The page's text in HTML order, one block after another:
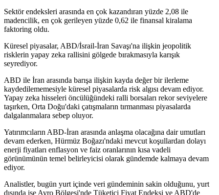
Sektör endeksleri arasında en çok kazandıran yüzde 2,08 ile
madencilik, en çok gerileyen yüzde 0,62 ile finansal kiralama
faktoring oldu.
Küresel piyasalar, ABD/İsrail-İran Savaşı'na ilişkin jeopolitik
risklerin yapay zeka rallisini gölgede bırakmasıyla karışık
seyrediyor.
ABD ile İran arasında barışa ilişkin kayda değer bir ilerleme
kaydedilememesiyle küresel piyasalarda risk algısı devam ediyor.
Yapay zeka hisseleri öncülüğündeki ralli borsaları rekor seviyelere
taşırken, Orta Doğu'daki çatışmaların tırmanması piyasalarda
dalgalanmalara sebep oluyor.
Yatırımcıların ABD-İran arasında anlaşma olacağına dair umutları
devam ederken, Hürmüz Boğazı'ndaki mevcut koşullardan dolayı
enerji fiyatları enflasyon ve faiz oranlarının kısa vadeli
görünümünün temel belirleyicisi olarak gündemde kalmaya devam
ediyor.
Analistler, bugün yurt içinde veri gündeminin sakin olduğunu, yurt
dışında ise Avro Bölgesi'nde Tüketici Fiyat Endeksi ve ABD'de